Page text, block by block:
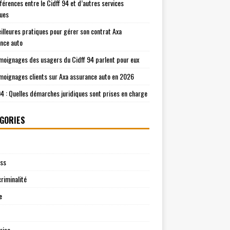
entre le Cidff 94 et d’autres services
pratiques pour gérer son contrat Axa
auto
des usagers du Cidff 94 parlent pour eux
clients sur Axa assurance auto en 2026
: Quelles démarches juridiques sont prises en charge